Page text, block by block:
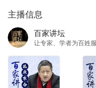
主播信息
百家讲坛
让专家、学者为百姓